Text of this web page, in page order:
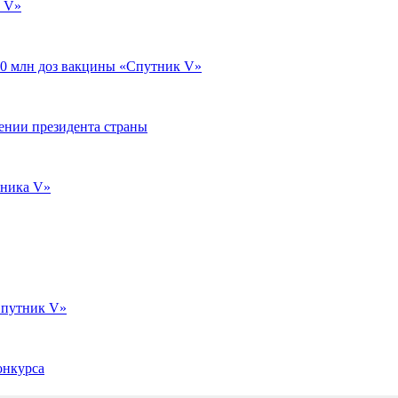
V»
млн доз вакцины «Спутник V»
президента страны
V»
V»